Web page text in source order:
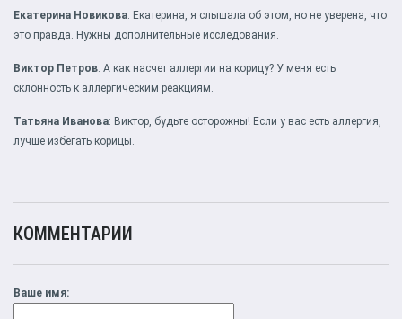
Екатерина Новикова: Екатерина, я слышала об этом, но не уверена, что
это правда. Нужны дополнительные исследования.
Виктор Петров: А как насчет аллергии на корицу? У меня есть
склонность к аллергическим реакциям.
Татьяна Иванова: Виктор, будьте осторожны! Если у вас есть аллергия,
лучше избегать корицы.
КОММЕНТАРИИ
Ваше имя: